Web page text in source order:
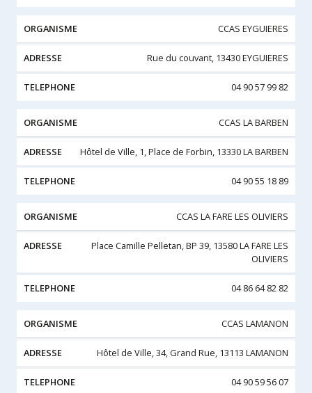
CCAS EYGUIERES
Rue du couvant, 13430 EYGUIERES
04 90 57 99 82
CCAS LA BARBEN
Hôtel de Ville, 1, Place de Forbin, 13330 LA BARBEN
04 90 55 18 89
CCAS LA FARE LES OLIVIERS
Place Camille Pelletan, BP 39, 13580 LA FARE LES
OLIVIERS
04 86 64 82 82
CCAS LAMANON
Hôtel de Ville, 34, Grand Rue, 13113 LAMANON
04 90 59 56 07